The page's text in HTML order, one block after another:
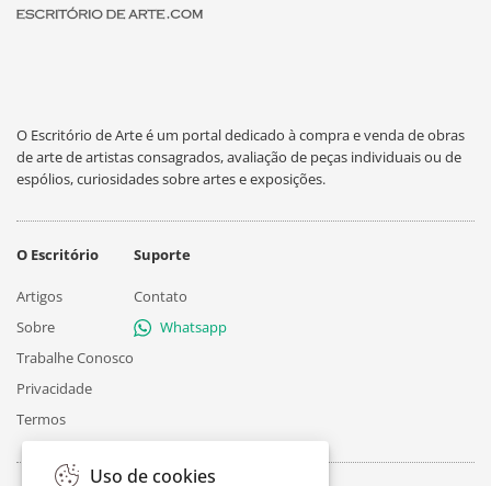
O Escritório de Arte é um portal dedicado à compra e venda de obras
de arte de artistas consagrados, avaliação de peças individuais ou de
espólios, curiosidades sobre artes e exposições.
O Escritório
Artigos
Sobre
Trabalhe Conosco
Privacidade
Termos
Suporte
Contato
Whatsapp
Uso de cookies